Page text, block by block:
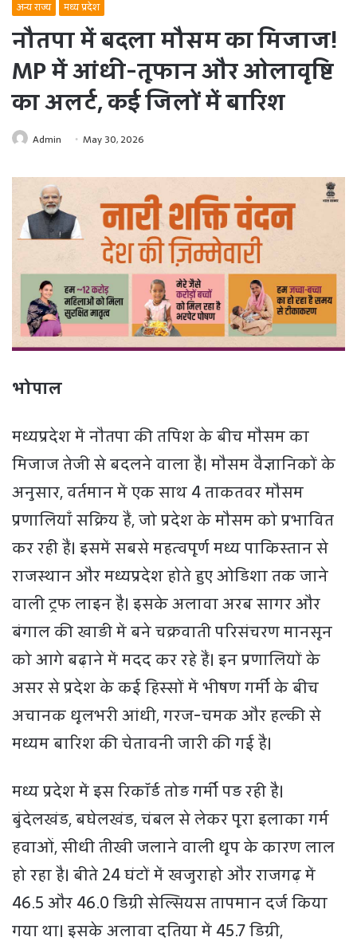
अन्य राज्य मध्य प्रदेश
नौतपा में बदला मौसम का मिजाज!
MP में आंधी-तूफान और ओलावृष्टि
का अलर्ट, कई जिलों में बारिश
Admin May 30, 2026
भोपाल
मध्यप्रदेश में नौतपा की तपिश के बीच मौसम का
मिजाज तेजी से बदलने वाला है। मौसम वैज्ञानिकों के
अनुसार, वर्तमान में एक साथ 4 ताकतवर मौसम
प्रणालियाँ सक्रिय हैं, जो प्रदेश के मौसम को प्रभावित
कर रही हैं। इसमें सबसे महत्वपूर्ण मध्य पाकिस्तान से
राजस्थान और मध्यप्रदेश होते हुए ओडिशा तक जाने
वाली ट्रफ लाइन है। इसके अलावा अरब सागर और
बंगाल की खाड़ी में बने चक्रवाती परिसंचरण मानसून
को आगे बढ़ाने में मदद कर रहे हैं। इन प्रणालियों के
असर से प्रदेश के कई हिस्सों में भीषण गर्मी के बीच
अचानक धूलभरी आंधी, गरज-चमक और हल्की से
मध्यम बारिश की चेतावनी जारी की गई है।
मध्य प्रदेश में इस रिकॉर्ड तोड़ गर्मी पड़ रही है।
बुंदेलखंड, बघेलखंड, चंबल से लेकर पूरा इलाका गर्म
हवाओं, सीधी तीखी जलाने वाली धूप के कारण लाल
हो रहा है। बीते 24 घंटों में खजुराहो और राजगढ़ में
46.5 और 46.0 डिग्री सेल्सियस तापमान दर्ज किया
गया था। इसके अलावा दतिया में 45.7 डिग्री,